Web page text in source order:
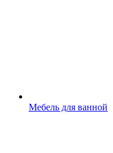
Мебель для ванной